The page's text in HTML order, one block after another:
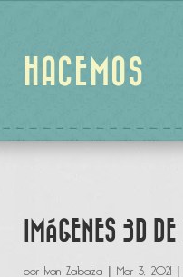
HACEMOS
IMÁGENES 3D
porIvan Zabalza |Mar 3, 2021